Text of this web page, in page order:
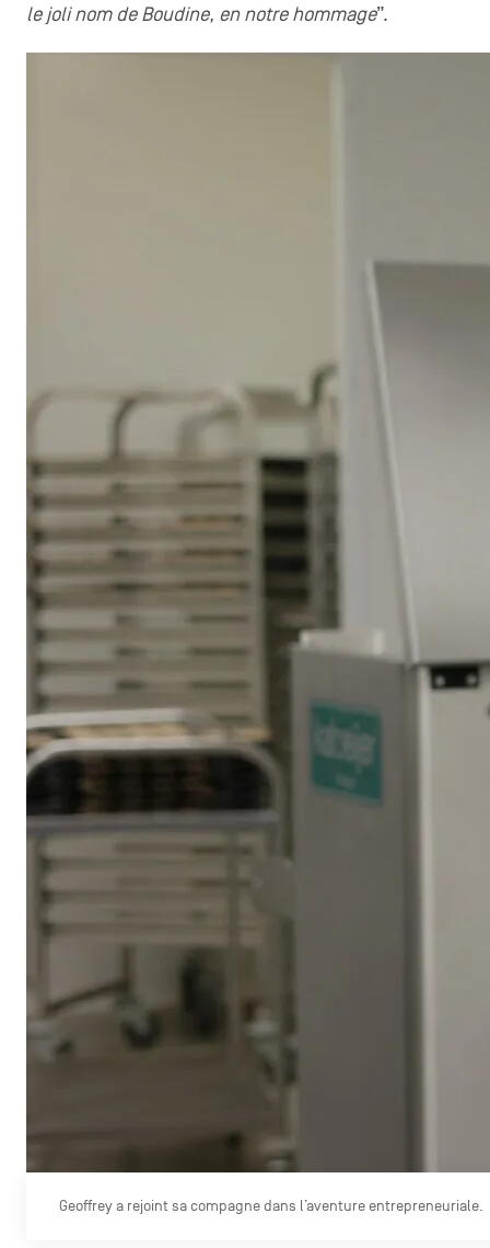
le joli nom de Boudine, en notre hommage”.
Geoffrey a rejoint sa compagne dans l’aventure entrepreneuriale.